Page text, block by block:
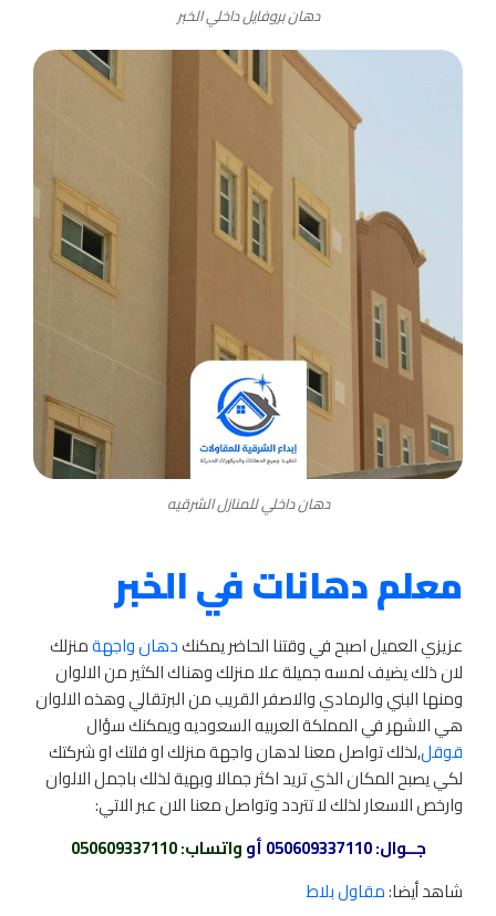
دهان بروفايل داخلي الخبر
دهان داخلي للمنازل الشرقيه
معلم دهانات في الخبر
عزيزي العميل اصبح في وقتنا الحاضر يمكنكدهان واجهةمنزلك
لان ذلك يضيف لمسه جميلة علا منزلك وهناك الكثير من الالوان
ومنها البني والرمادي والاصفر القريب من البرتقالي وهذه الالوان
هي الاشهر في المملكة العربيه السعوديه ويمكنك سؤال
قوقل,لذلك تواصل معنا لدهان واجهة منزلك او فلتك او شركتك
لكي يصبح المكان الذي تريد اكثر جمالا وبهية لذلك باجمل الالوان
وارخص الاسعار لذلك لا تتردد وتواصل معنا الان عبر الاتي:
جــوال:050609337110 أوواتساب: 050609337110
شاهد أيضا:مقاول بلاط